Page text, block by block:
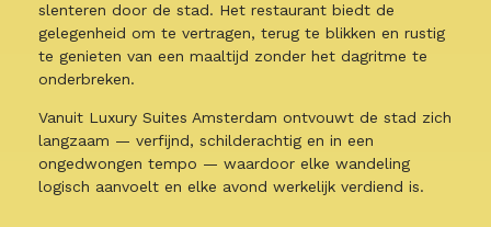
slenteren door de stad. Het restaurant biedt de
gelegenheid om te vertragen, terug te blikken en rustig
te genieten van een maaltijd zonder het dagritme te
onderbreken.
Vanuit Luxury Suites Amsterdam ontvouwt de stad zich
langzaam — verfijnd, schilderachtig en in een
ongedwongen tempo — waardoor elke wandeling
logisch aanvoelt en elke avond werkelijk verdiend is.